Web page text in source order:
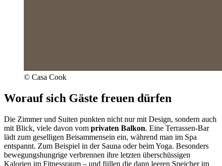
© Casa Cook
Worauf sich Gäste freuen dürfen
Die Zimmer und Suiten punkten nicht nur mit Design, sondern auch
mit Blick, viele davon vom privaten Balkon. Eine Terrassen-Bar
lädt zum geselligen Beisammensein ein, während man im Spa
entspannt. Zum Beispiel in der Sauna oder beim Yoga. Besonders
bewegungshungrige verbrennen ihre letzten überschüssigen
Kalorien im Fitnessraum – und füllen die dann leeren Speicher im